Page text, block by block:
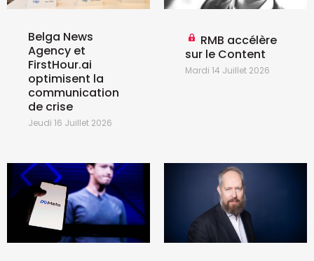
Belga News
Agency et
FirstHour.ai
optimisent la
communication
de crise
Jeudi 16 Juillet 2026
RMB accélère
sur le Content
Mardi 14 Juillet 2026